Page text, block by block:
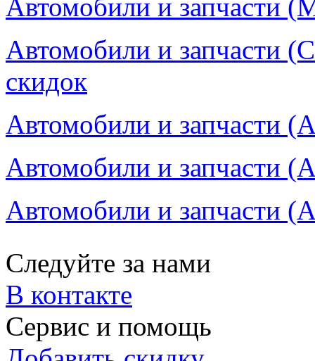
Автомобили и запчасти
Автомобили и запчасти
скидок
Автомобили и запчасти
Автомобили и запчасти
Автомобили и запчасти
Следуйте за нами
В контакте
Сервис и помощь